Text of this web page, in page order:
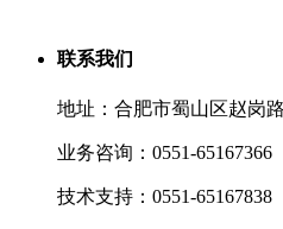
联系我们
地址：合肥市蜀山区赵岗
业务咨询：0551-65167366
技术支持：0551-65167838